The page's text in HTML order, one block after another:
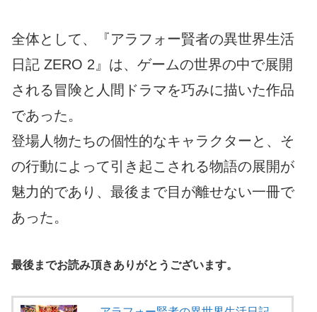
全体として、『アラフォー賢者の異世界生活
日記 ZERO 2』は、ゲームの世界の中で展開
される冒険と人間ドラマを巧みに描いた作品
であった。
登場人物たちの個性的なキャラクターと、そ
の行動によって引き起こされる物語の展開が
魅力的であり、最後まで目が離せない一冊で
あった。
最後までお読み頂きありがとうございます。